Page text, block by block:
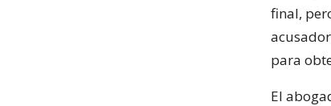
final,
para
El